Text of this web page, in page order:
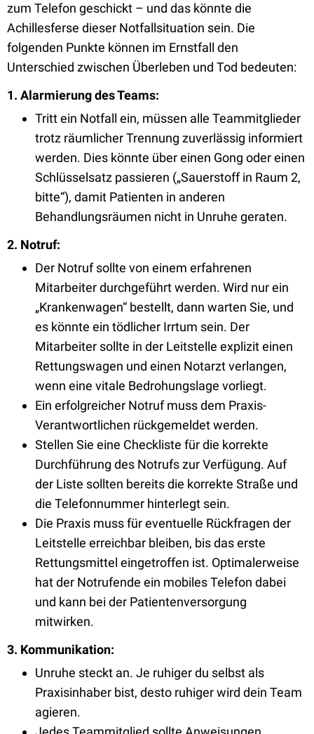
zum Telefon geschickt – und das könnte die
Achillesferse dieser Notfallsituation sein. Die
folgenden Punkte können im Ernstfall den
Unterschied zwischen Überleben und Tod bedeuten:
1. Alarmierung des Teams:
Tritt ein Notfall ein, müssen alle Teammitglieder
trotz räumlicher Trennung zuverlässig informiert
werden. Dies könnte über einen Gong oder einen
Schlüsselsatz passieren („Sauerstoff in Raum 2,
bitte“), damit Patienten in anderen
Behandlungsräumen nicht in Unruhe geraten.
2. Notruf:
Der Notruf sollte von einem erfahrenen
Mitarbeiter durchgeführt werden. Wird nur ein
„Krankenwagen“ bestellt, dann warten Sie, und
es könnte ein tödlicher Irrtum sein. Der
Mitarbeiter sollte in der Leitstelle explizit einen
Rettungswagen und einen Notarzt verlangen,
wenn eine vitale Bedrohungslage vorliegt.
Ein erfolgreicher Notruf muss dem Praxis-
Verantwortlichen rückgemeldet werden.
Stellen Sie eine Checkliste für die korrekte
Durchführung des Notrufs zur Verfügung. Auf
der Liste sollten bereits die korrekte Straße und
die Telefonnummer hinterlegt sein.
Die Praxis muss für eventuelle Rückfragen der
Leitstelle erreichbar bleiben, bis das erste
Rettungsmittel eingetroffen ist. Optimalerweise
hat der Notrufende ein mobiles Telefon dabei
und kann bei der Patientenversorgung
mitwirken.
3. Kommunikation:
Unruhe steckt an. Je ruhiger du selbst als
Praxisinhaber bist, desto ruhiger wird dein Team
agieren.